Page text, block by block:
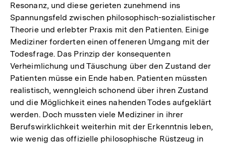
Resonanz, und diese gerieten zunehmend ins
Spannungsfeld zwischen philosophisch-sozialistischer
Theorie und erlebter Praxis mit den Patienten. Einige
Mediziner forderten einen offeneren Umgang mit der
Todesfrage. Das Prinzip der konsequenten
Verheimlichung und Täuschung über den Zustand der
Patienten müsse ein Ende haben. Patienten müssten
realistisch, wenngleich schonend über ihren Zustand
und die Möglichkeit eines nahenden Todes aufgeklärt
werden. Doch mussten viele Mediziner in ihrer
Berufswirklichkeit weiterhin mit der Erkenntnis leben,
wie wenig das offizielle philosophische Rüstzeug in